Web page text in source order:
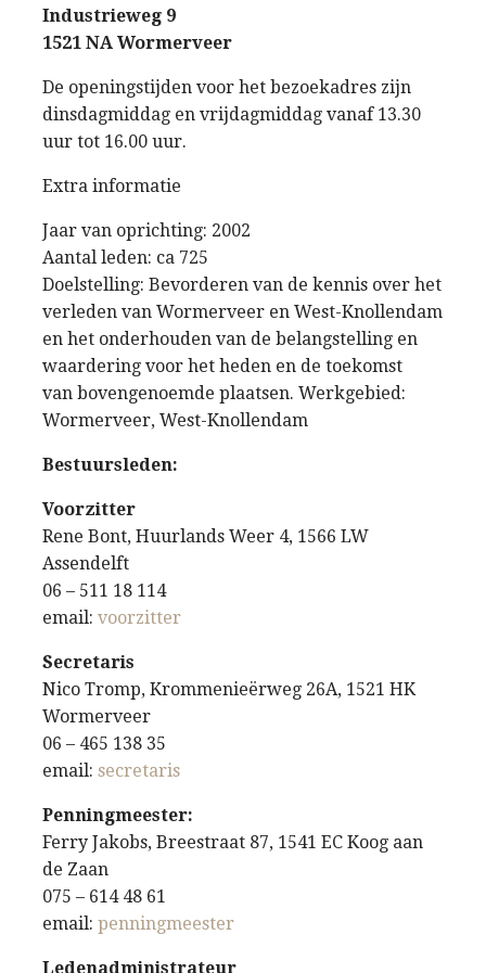
Industrieweg 9
1521 NA Wormerveer
De openingstijden voor het bezoekadres zijn
dinsdagmiddag en vrijdagmiddag vanaf 13.30
uur tot 16.00 uur.
Extra informatie
Jaar van oprichting: 2002
Aantal leden: ca 725
Doelstelling: Bevorderen van de kennis over het
verleden van Wormerveer en West-Knollendam
en het onderhouden van de belangstelling en
waardering voor het heden en de toekomst
van bovengenoemde plaatsen. Werkgebied:
Wormerveer, West-Knollendam
Bestuursleden:
Voorzitter
Rene Bont, Huurlands Weer 4, 1566 LW
Assendelft
06 – 511 18 114
email: voorzitter
Secretaris
Nico Tromp, Krommenieërweg 26A, 1521 HK
Wormerveer
06 – 465 138 35
email: secretaris
Penningmeester:
Ferry Jakobs, Breestraat 87, 1541 EC Koog aan
de Zaan
075 – 614 48 61
email: penningmeester
Ledenadministrateur